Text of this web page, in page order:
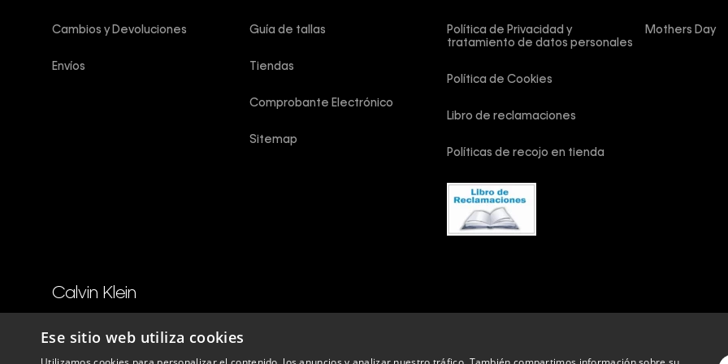
Cambios y Devoluciones
Envíos
Guía de tallas
Tiendas
Comprobante Electrónico
Sitemap
Política de Privacidad y
tratamiento de datos personales
Política de Cookies
Libro de reclamaciones
Políticas de recojo en tienda
Mothers Day
Calvin Klein
Copyright © 2025 Calvin Klein peru ®. Todos los derechos reservados.
Ese sitio web utiliza cookies